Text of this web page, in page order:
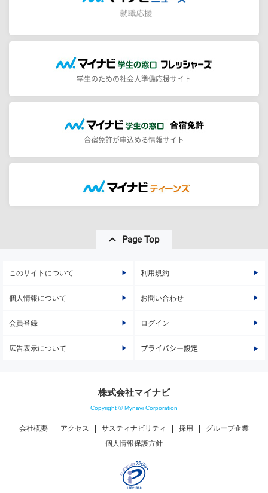
学生のための社会人準備応援サイト
合宿免許が申込める情報サイト
Page Top
このサイトについて 利用規約
個人情報について お問い合わせ
会員登録 ログイン
広告表示について プライバシー設定
株式会社マイナビ
Copyright © Mynavi Corporation
会社概要 アクセス サスティナビリティ 採用
グループ企業
個人情報保護方針